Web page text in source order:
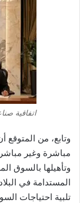
اتفاقية
مباشرة وغير
وتأهيلها بالسوق
المستدامة في
تلبية احتياجات